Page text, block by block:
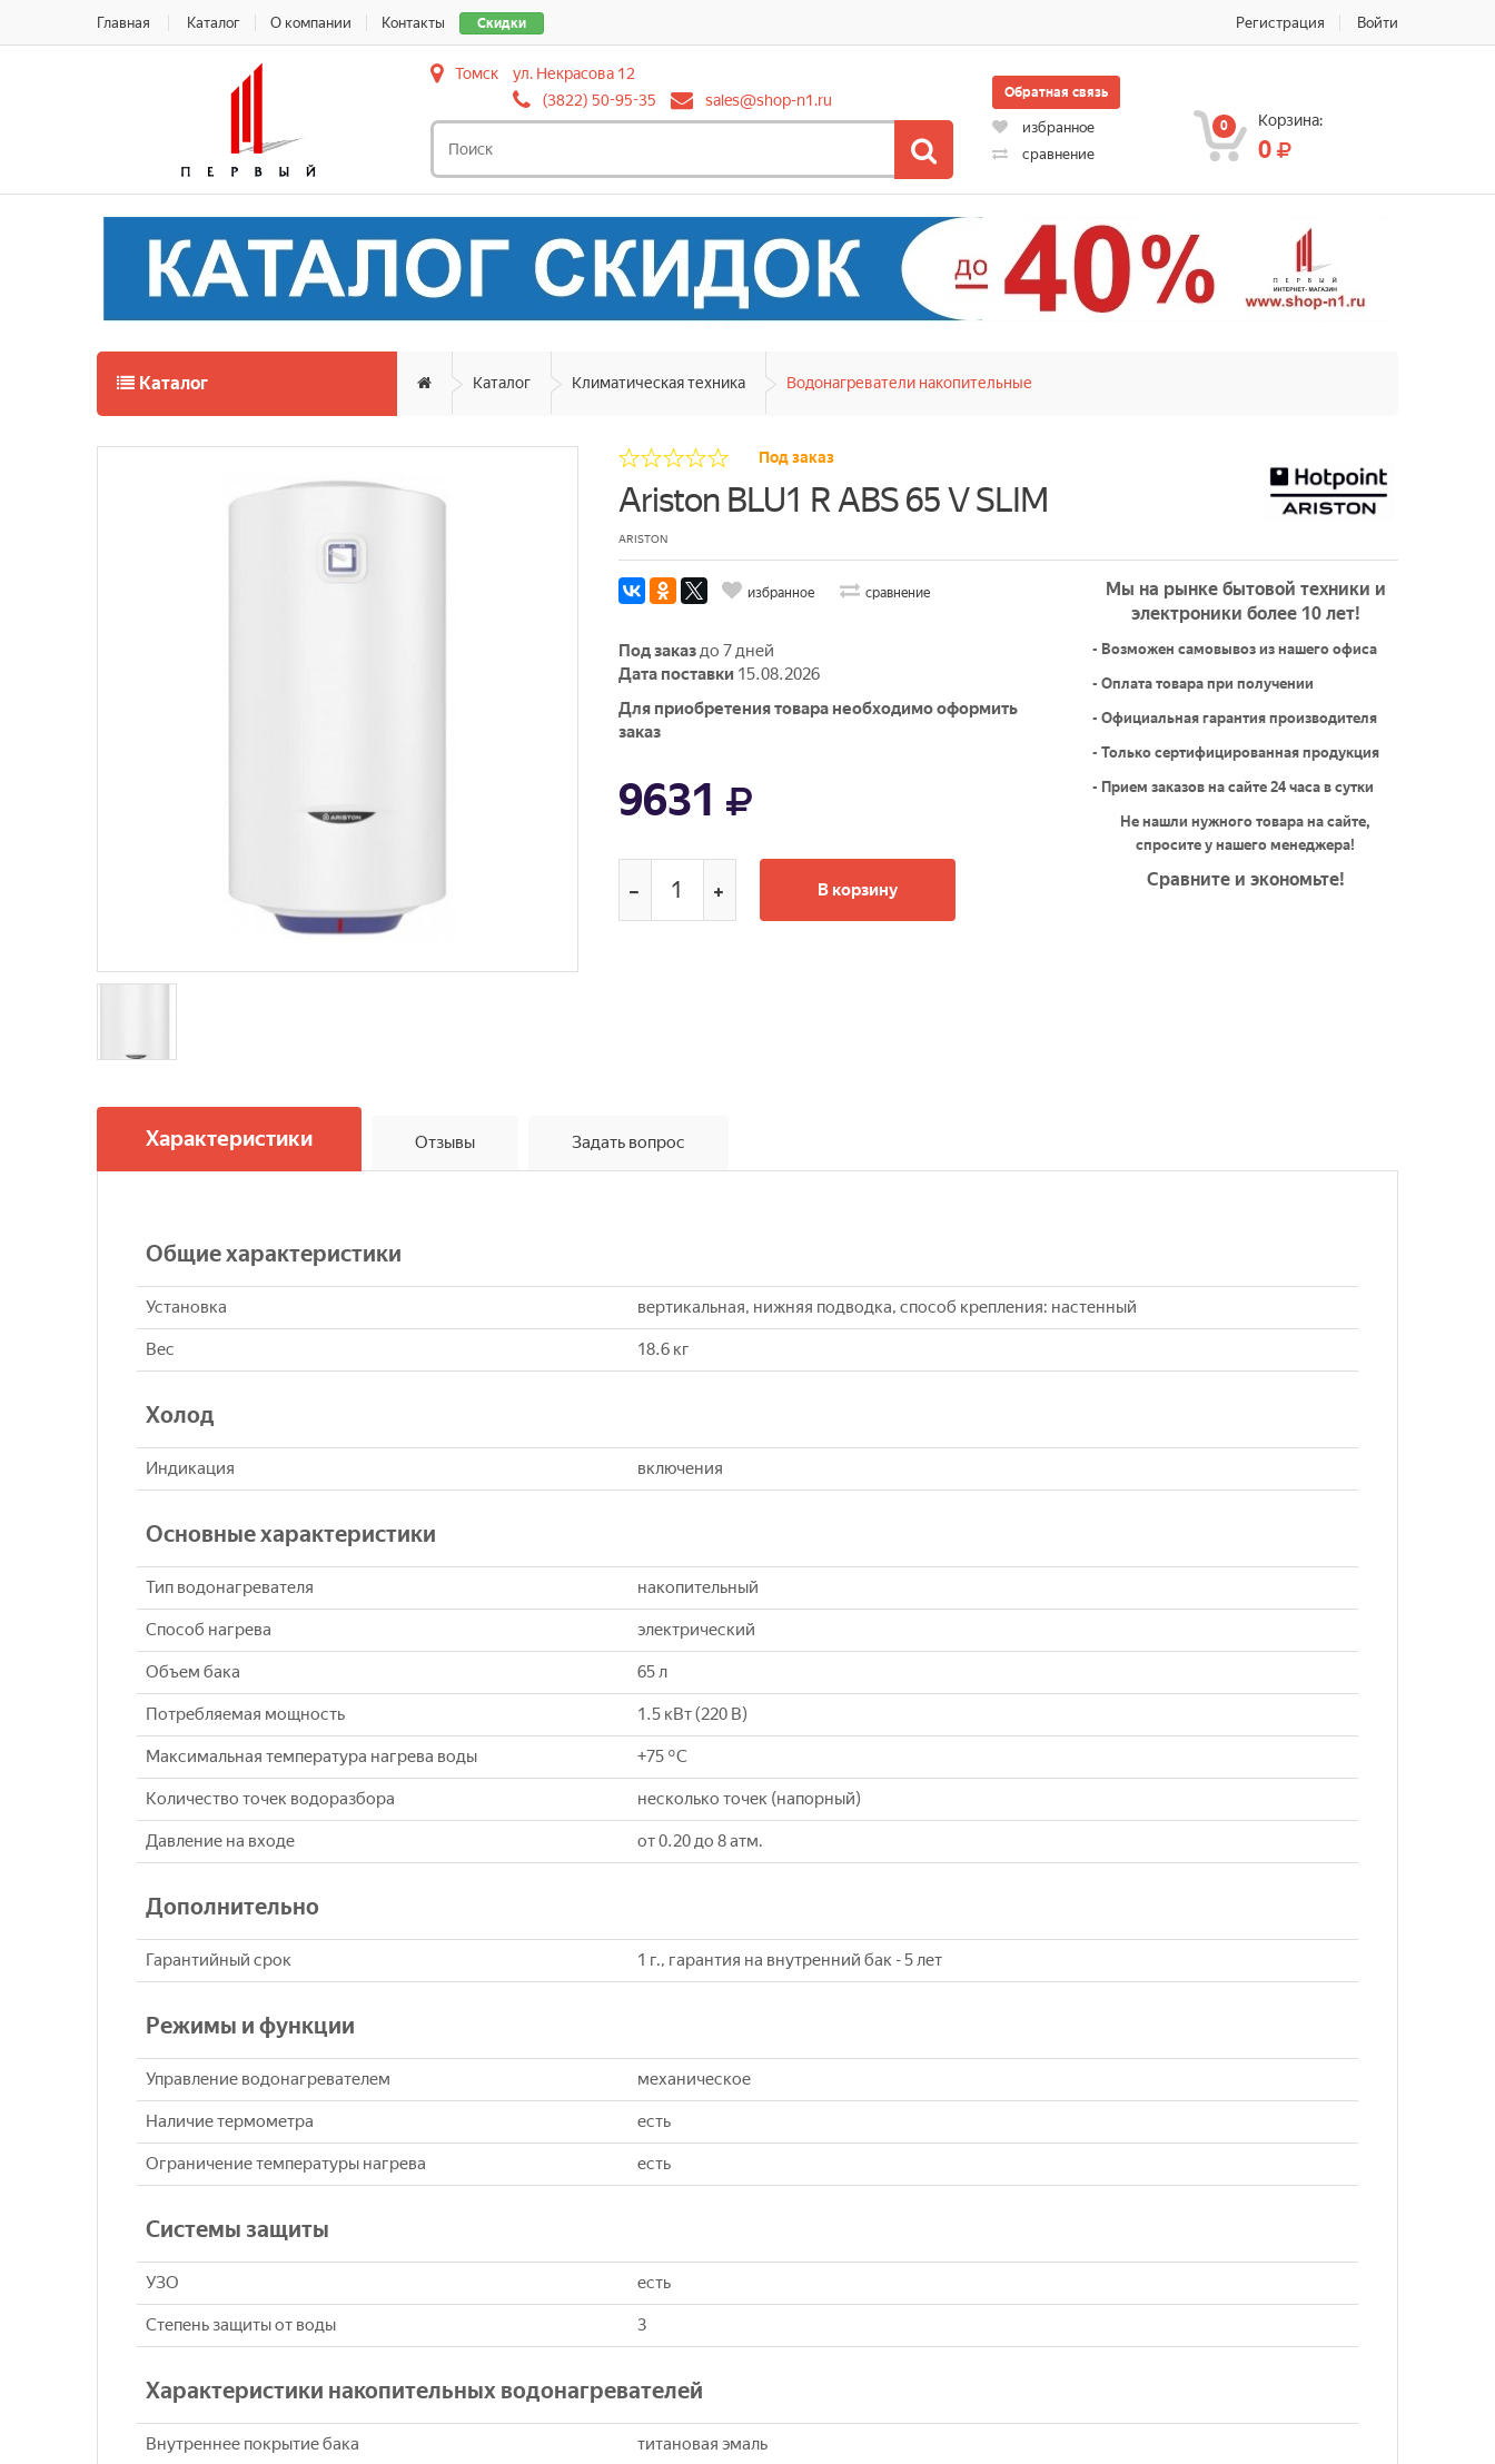
Скидки
Главная Каталог О компании Контакты Регистрация Войти
Томск
ул. Некрасова 12
(3822) 50-95-35
sales@shop-n1.ru Обратная связь
избранное
сравнение
0 Корзина:
0
Каталог Каталог Климатическая техника Водонагреватели накопительные
Под заказ
Ariston BLU1 R ABS 65 V SLIM
ARISTON
избранное сравнение
Под заказдо 7 дней
Дата поставки 15.08.2026
Для приобретения товара необходимо оформить
заказ
9631
В корзину
Мы на рынке бытовой техники и
электроники более 10 лет!
- Возможен самовывоз из нашего офиса
- Оплата товара при получении
- Официальная гарантия производителя
- Только сертифицированная продукция
- Прием заказов на сайте 24 часа в сутки
Не нашли нужного товара на сайте,
спросите у нашего менеджера!
Сравните и экономьте!
Характеристики Отзывы Задать вопрос
Общие характеристики
Установка вертикальная, нижняя подводка, способ крепления: настенный
Вес 18.6 кг
Холод
Индикация включения
Основные характеристики
Тип водонагревателя накопительный
Способ нагрева электрический
Объем бака 65 л
Потребляемая мощность 1.5 кВт (220 В)
Максимальная температура нагрева воды +75 °С
Количество точек водоразбора несколько точек (напорный)
Давление на входе от 0.20 до 8 атм.
Дополнительно
Гарантийный срок 1 г., гарантия на внутренний бак - 5 лет
Режимы и функции
Управление водонагревателем механическое
Наличие термометра есть
Ограничение температуры нагрева есть
Системы защиты
УЗО есть
Степень защиты от воды 3
Характеристики накопительных водонагревателей
Внутреннее покрытие бака титановая эмаль